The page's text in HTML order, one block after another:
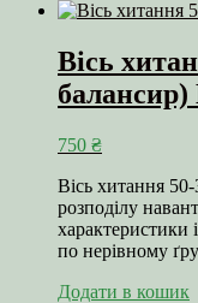
Вісь
750 ₴
Вісь хитання
розподілу
характеристики
по нерівному
Додати в кошик